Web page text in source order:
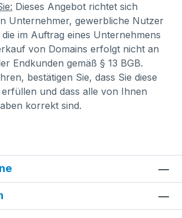
Dieses Angebot richtet sich
Unternehmer, gewerbliche Nutzer
im Auftrag eines Unternehmens
von Domains erfolgt nicht an
Endkunden gemäß § 13 BGB.
bestätigen Sie, dass Sie diese
und dass alle von Ihnen
korrekt sind.